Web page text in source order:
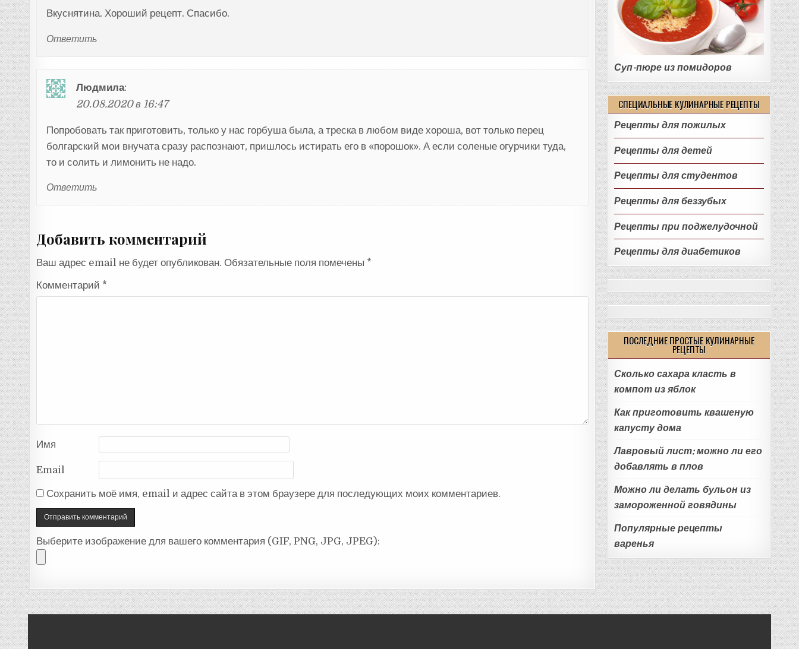
Вкуснятина. Хороший рецепт. Спасибо.
Ответить
Людмила:
20.08.2020 в 16:47
Попробовать так приготовить, только у нас горбуша была, а треска в любом виде хороша, вот только перец
болгарский мои внучата сразу распознают, пришлось истирать его в «порошок». А если соленые огурчики туда,
то и солить и лимонить не надо.
Ответить
Добавить комментарий
Ваш адрес email не будет опубликован. Обязательные поля помечены *
Комментарий *
Имя
Email
Сохранить моё имя, email и адрес сайта в этом браузере для последующих моих комментариев.
Выберите изображение для вашего комментария (GIF, PNG, JPG, JPEG):
Суп-пюре из помидоров
СПЕЦИАЛЬНЫЕ КУЛИНАРНЫЕ РЕЦЕПТЫ
Рецепты для пожилых
Рецепты для детей
Рецепты для студентов
Рецепты для беззубых
Рецепты при поджелудочной
Рецепты для диабетиков
ПОСЛЕДНИЕ ПРОСТЫЕ КУЛИНАРНЫЕ
РЕЦЕПТЫ
Сколько сахара класть в
компот из яблок
Как приготовить квашеную
капусту дома
Лавровый лист: можно ли его
добавлять в плов
Можно ли делать бульон из
замороженной говядины
Популярные рецепты
варенья